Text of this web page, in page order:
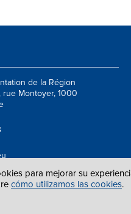
de la Région
rue Montoyer, 1000
para mejorar su
cómo utilizamos las cookies.